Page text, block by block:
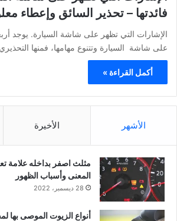
فائدتها – تحذير السائق وإعطاء
الإشارات التي تظهر على شاشة السيارة. يوجد
على شاشة السيارة وتتنوع مهامها، فمنها
أكمل القراءة »
الأشهر الأخيرة
مثلث اصفر بداخله علامة
المعنى وأسباب الظهور
28 ديسمبر، 2022